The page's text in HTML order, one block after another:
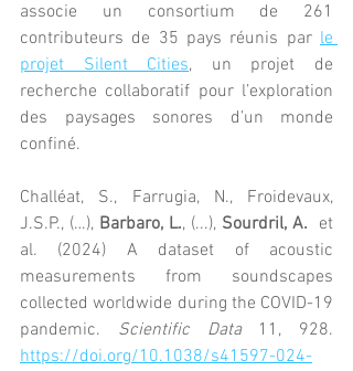
associe un consortium de 261
contributeurs de 35 pays réunis par le
projet Silent Cities, un projet de
recherche collaboratif pour l’exploration
des paysages sonores d’un monde
confiné.
Challéat, S., Farrugia, N., Froidevaux,
J.S.P., (…), Barbaro, L., (...), Sourdril, A.
  et
al. (2024) A dataset of acoustic
measurements from soundscapes
collected worldwide during the COVID-19
pandemic. Scientific Data
https://doi.org/10.1038/s41597-024-